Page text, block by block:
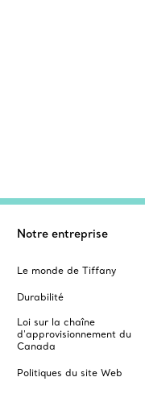
Notre entreprise
Le monde de Tiffany
Durabilité
Loi sur la chaîne
d'approvisionnement du
Canada
Politiques du site Web